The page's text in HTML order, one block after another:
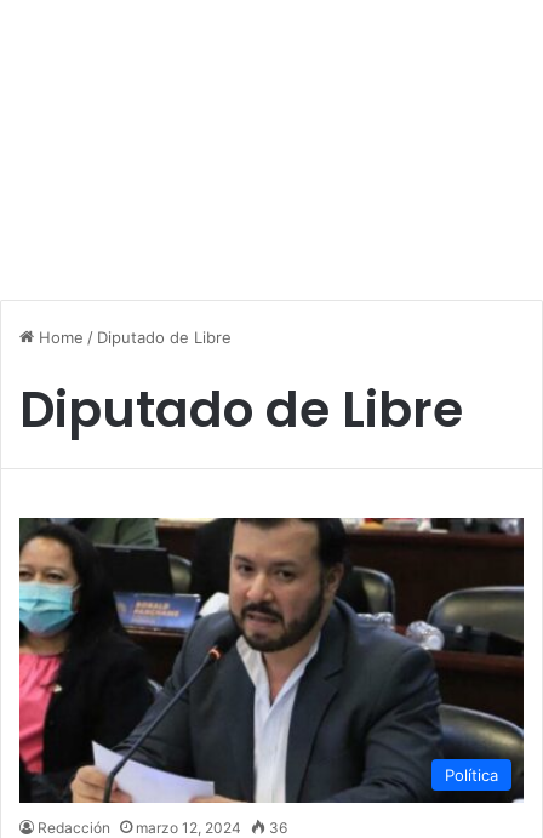
Home / Diputado de Libre
Diputado de Libre
Política
Redacción marzo 12, 2024 36